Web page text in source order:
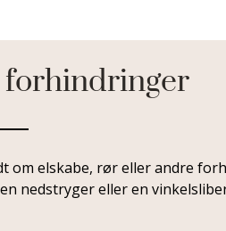
forhindringer
om elskabe, rør eller andre
nedstryger eller en